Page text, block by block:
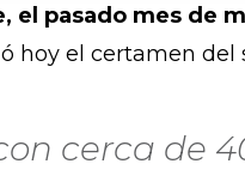
el pasado mes de
hoy el certamen del
cerca de